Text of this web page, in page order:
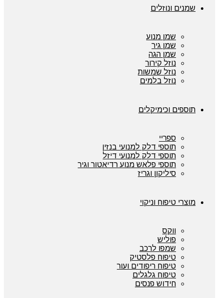
שמנים ונוזלים
שמן מנוע
שמן גיר
שמן הגה
נוזל קירור
נוזל שמשות
נוזל בלמים
תוספים וכימיקלים
ספריי
תוספי דלק למנועי בנזין
תוספי דלק למנועי דיזל
תוספי פלאש מנוע רדיאטור וגיר
סיליקון וגריז
מוצרי טיפוח וניקוי
ווקס
פוליש
שמפו לרכב
טיפוח פלסטיק
טיפוח ריפודים ועור
טיפוח גלגלים
חידוש פנסים